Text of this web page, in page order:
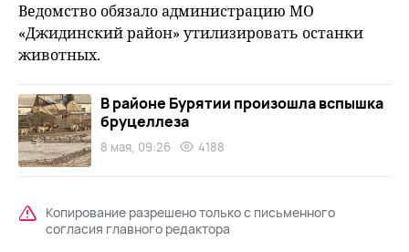
Ведомство обязало администрацию МО
«Джидинский район» утилизировать останки
животных.
В районе Бурятии произошла вспышка
бруцеллеза
8 мая, 09:26 4188
Копирование разрешено только с письменного
согласия главного редактора